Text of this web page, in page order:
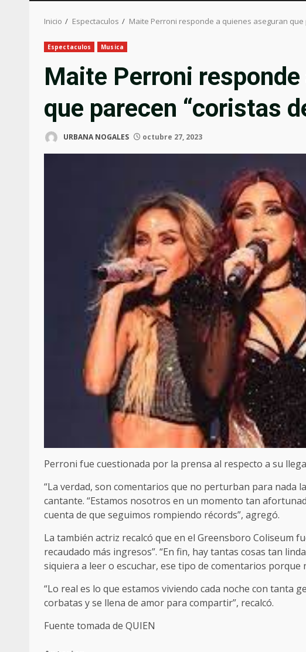
Inicio Espectaculos Maite Perroni responde a quienes aseguran que
Espectaculos Musica
Maite Perroni
que parecen “coristas
URBANA NOGALES octubre 27, 2023
Perroni fue cuestionada por la prensa al respecto a su
“La verdad, son comentarios que no perturban para nada
cantante. “Estamos nosotros en un momento tan
cuenta de que seguimos rompiendo récords”, agregó.
La también actriz recalcó que en el Greensboro Coliseum
recaudado más ingresos”. “En fin, hay tantas cosas tan
siquiera a leer o escuchar, ese tipo de comentarios porque
“Lo real es lo que estamos viviendo cada noche con tanta
corbatas y se llena de amor para compartir”, recalcó.
Fuente tomada de QUIEN